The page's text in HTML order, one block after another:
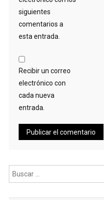
siguientes
comentarios a
esta entrada.
Recibir un correo
electrónico con
cada nueva
entrada.